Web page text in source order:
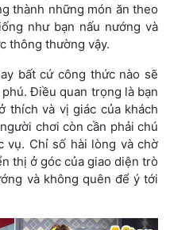
thành những món ăn theo
như bạn nấu nướng và
thông thường vậy.
bất cứ công thức nào sẽ
Điều quan trọng là bạn
thích và vị giác của khách
chơi còn cần phải chú
vụ. Chỉ số hài lòng và chờ
thị ở góc của giao diện trò
và không quên để ý tới